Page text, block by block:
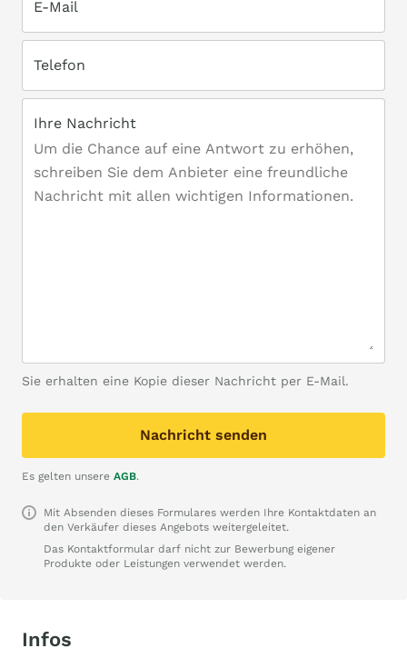
E-Mail
Telefon
Ihre Nachricht
Sie erhalten eine Kopie dieser Nachricht per E-Mail.
Nachricht senden
Es gelten unsere AGB.
Mit Absenden dieses Formulares werden Ihre Kontaktdaten an
den Verkäufer dieses Angebots weitergeleitet.
Das Kontaktformular darf nicht zur Bewerbung eigener
Produkte oder Leistungen verwendet werden.
Infos